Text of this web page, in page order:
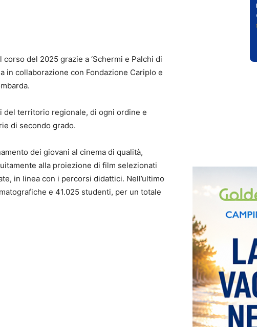
del 2025 grazie a ‘Schermi e Palchi di
in collaborazione con Fondazione Cariplo e
territorio regionale, di ogni ordine e
di secondo grado.
dei giovani al cinema di qualità,
alla proiezione di film selezionati
in linea con i percorsi didattici. Nell’ultimo
e 41.025 studenti, per un totale